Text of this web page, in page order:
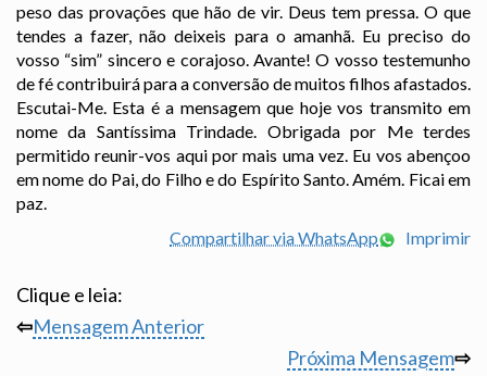
peso das provações que hão de vir. Deus tem pressa. O que
tendes a fazer, não deixeis para o amanhã. Eu preciso do
vosso “sim” sincero e corajoso. Avante! O vosso testemunho
de fé contribuirá para a conversão de muitos filhos afastados.
Escutai-Me. Esta é a mensagem que hoje vos transmito em
nome da Santíssima Trindade. Obrigada por Me terdes
permitido reunir-vos aqui por mais uma vez. Eu vos abençoo
em nome do Pai, do Filho e do Espírito Santo. Amém. Ficai em
paz.
Compartilhar via WhatsApp
Imprimir
Clique e leia:
⇦Mensagem Anterior
Próxima Mensagem⇨